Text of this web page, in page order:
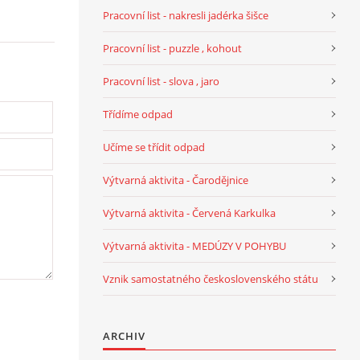
Pracovní list - nakresli jadérka šišce
Pracovní list - puzzle , kohout
Pracovní list - slova , jaro
Třídíme odpad
Učíme se třídit odpad
Výtvarná aktivita - Čarodějnice
Výtvarná aktivita - Červená Karkulka
Výtvarná aktivita - MEDÚZY V POHYBU
Vznik samostatného československého státu
ARCHIV